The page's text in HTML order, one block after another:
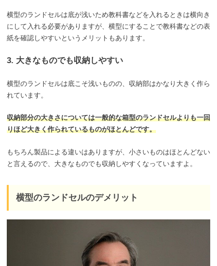
横型のランドセルは底が浅いため教科書などを入れるときは横向き
にして入れる必要がありますが、横型にすることで教科書などの表
紙を確認しやすいというメリットもあります。
3. 大きなものでも収納しやすい
横型のランドセルは底こそ浅いものの、収納部はかなり大きく作ら
れています。
収納部分の大きさについては一般的な箱型のランドセルよりも一回
りほど大きく作られているものがほとんどです。
もちろん製品による違いはありますが、小さいものはほとんどない
と言えるので、大きなものでも収納しやすくなっていますよ。
横型のランドセルのデメリット